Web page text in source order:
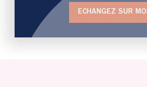
ECHANGEZ SUR